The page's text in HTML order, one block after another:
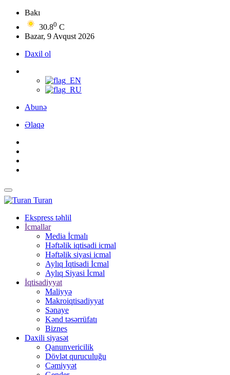
Bakı
30.80 C
Bazar, 9 Avqust 2026
Daxil ol
Abunə
Əlaqə
Turan
Ekspress təhlil
İcmallar
Media İcmalı
Həftəlik iqtisadi icmal
Həftəlik siyasi icmal
Aylıq İqtisadi İcmal
Aylıq Siyasi İcmal
İqtisadiyyat
Maliyyə
Makroiqtisadiyyat
Sənaye
Kənd təsərrüfatı
Biznes
Daxili siyasət
Qanunvericilik
Dövlət quruculuğu
Cəmiyyət